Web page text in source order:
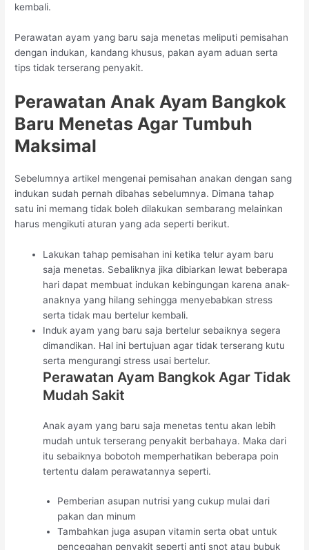
kembali.
Perawatan ayam yang baru saja menetas meliputi pemisahan
dengan indukan, kandang khusus, pakan ayam aduan serta
tips tidak terserang penyakit.
Perawatan Anak Ayam Bangkok
Baru Menetas Agar Tumbuh
Maksimal
Sebelumnya artikel mengenai pemisahan anakan dengan sang
indukan sudah pernah dibahas sebelumnya. Dimana tahap
satu ini memang tidak boleh dilakukan sembarang melainkan
harus mengikuti aturan yang ada seperti berikut.
Lakukan tahap pemisahan ini ketika telur ayam baru
saja menetas. Sebaliknya jika dibiarkan lewat beberapa
hari dapat membuat indukan kebingungan karena anak-
anaknya yang hilang sehingga menyebabkan stress
serta tidak mau bertelur kembali.
Induk ayam yang baru saja bertelur sebaiknya segera
dimandikan. Hal ini bertujuan agar tidak terserang kutu
serta mengurangi stress usai bertelur.
Perawatan Ayam Bangkok Agar Tidak
Mudah Sakit
Anak ayam yang baru saja menetas tentu akan lebih
mudah untuk terserang penyakit berbahaya. Maka dari
itu sebaiknya bobotoh memperhatikan beberapa poin
tertentu dalam perawatannya seperti.
Pemberian asupan nutrisi yang cukup mulai dari
pakan dan minum
Tambahkan juga asupan vitamin serta obat untuk
pencegahan penyakit seperti anti snot atau bubuk